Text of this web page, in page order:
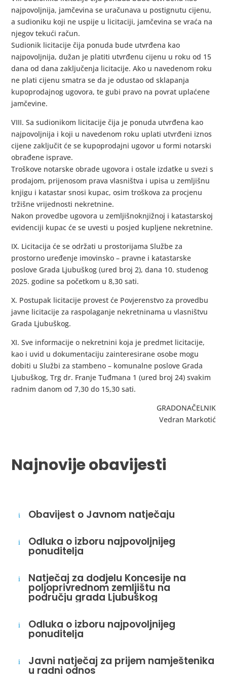
najpovoljnija, jamčevina se uračunava u postignutu cijenu,
a sudioniku koji ne uspije u licitaciji, jamčevina se vraća na
njegov tekući račun.
Sudionik licitacije čija ponuda bude utvrđena kao
najpovoljnija, dužan je platiti utvrđenu cijenu u roku od 15
dana od dana zaključenja licitacije. Ako u navedenom roku
ne plati cijenu smatra se da je odustao od sklapanja
kupoprodajnog ugovora, te gubi pravo na povrat uplaćene
jamčevine.
VIII. Sa sudionikom licitacije čija je ponuda utvrđena kao
najpovoljnija i koji u navedenom roku uplati utvrđeni iznos
cijene zaključit će se kupoprodajni ugovor u formi notarski
obrađene isprave.
Troškove notarske obrade ugovora i ostale izdatke u svezi s
prodajom, prijenosom prava vlasništva i upisa u zemljišnu
knjigu i katastar snosi kupac, osim troškova za procjenu
tržišne vrijednosti nekretnine.
Nakon provedbe ugovora u zemljišnoknjižnoj i katastarskoj
evidenciji kupac će se uvesti u posjed kupljene nekretnine.
IX. Licitacija će se održati u prostorijama Službe za
prostorno uređenje imovinsko – pravne i katastarske
poslove Grada Ljubuškog (ured broj 2), dana 10. studenog
2025. godine sa početkom u 8,30 sati.
X. Postupak licitacije provest će Povjerenstvo za provedbu
javne licitacije za raspolaganje nekretninama u vlasništvu
Grada Ljubuškog.
XI. Sve informacije o nekretnini koja je predmet licitacije,
kao i uvid u dokumentaciju zainteresirane osobe mogu
dobiti u Službi za stambeno – komunalne poslove Grada
Ljubuškog, Trg dr. Franje Tuđmana 1 (ured broj 24) svakim
radnim danom od 7,30 do 15,30 sati.
GRADONAČELNIK
Vedran Markotić
Najnovije obavijesti
i Obavijest o Javnom natječaju
i Odluka o izboru najpovoljnijeg
ponuditelja
i Natječaj za dodjelu Koncesije na
poljoprivrednom zemljištu na
području grada Ljubuškog
i Odluka o izboru najpovoljnijeg
ponuditelja
i Javni natječaj za prijem namještenika
u radni odnos